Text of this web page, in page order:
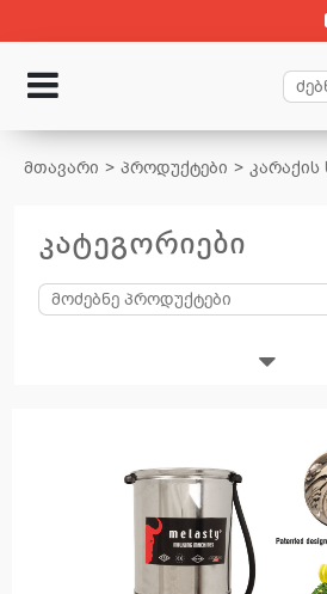
მთავარი პროდუქტები კარაქის
კატეგორიები
მსხვილფეხა პირუტყვის მოვლა,
ღორების მოვლა, შენახვა